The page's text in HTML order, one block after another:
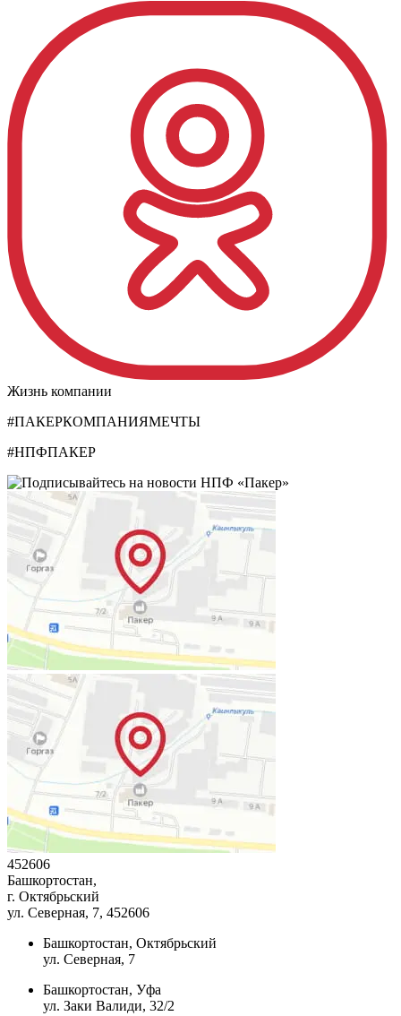
Жизнь компании
#ПАКЕРКОМПАНИЯМЕЧТЫ
#НПФПАКЕР
452606
Башкортостан,
г. Октябрьский
ул. Северная, 7, 452606
Башкортостан, Октябрьский
ул. Северная, 7
Башкортостан, Уфа
ул. Заки Валиди, 32/2